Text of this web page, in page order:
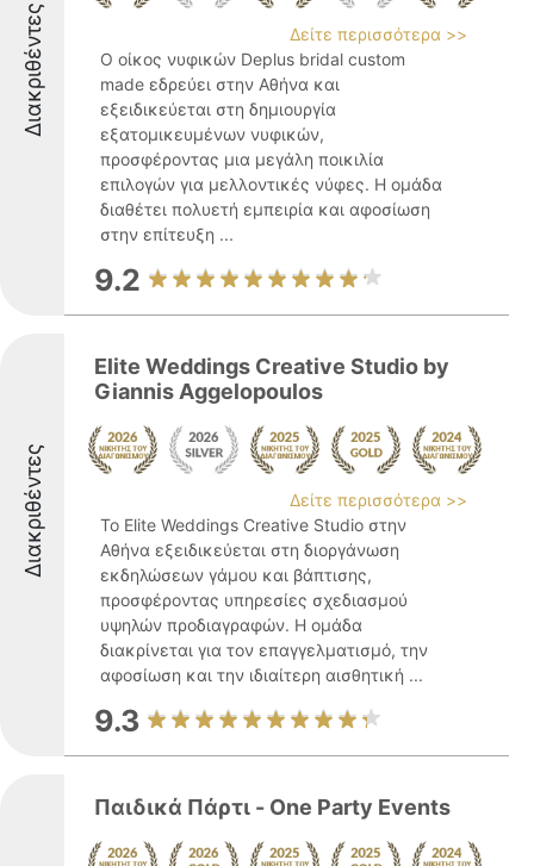
Διακριθέντες
Δείτε περισσότερα >>
Ο οίκος νυφικών Deplus bridal custom
made εδρεύει στην Αθήνα και
εξειδικεύεται στη δημιουργία
εξατομικευμένων νυφικών,
προσφέροντας μια μεγάλη ποικιλία
επιλογών για μελλοντικές νύφες. Η ομάδα
διαθέτει πολυετή εμπειρία και αφοσίωση
στην επίτευξη ...
9.2
Διακριθέντες
Elite Weddings Creative Studio by
Giannis Aggelopoulos
Δείτε περισσότερα >>
Το Elite Weddings Creative Studio στην
Αθήνα εξειδικεύεται στη διοργάνωση
εκδηλώσεων γάμου και βάπτισης,
προσφέροντας υπηρεσίες σχεδιασμού
υψηλών προδιαγραφών. Η ομάδα
διακρίνεται για τον επαγγελματισμό, την
αφοσίωση και την ιδιαίτερη αισθητική ...
9.3
Παιδικά Πάρτι - One Party Events